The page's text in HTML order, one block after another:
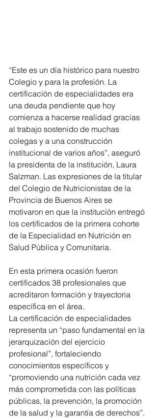
“Este es un día histórico para nuestro
Colegio y para la profesión. La
certificación de especialidades era
una deuda pendiente que hoy
comienza a hacerse realidad gracias
al trabajo sostenido de muchas
colegas y a una construcción
institucional de varios años”, aseguró
la presidenta de la institución, Laura
Salzman. Las expresiones de la titular
del Colegio de Nutricionistas de la
Provincia de Buenos Aires se
motivaron en que la institución entregó
los certificados de la primera cohorte
de la Especialidad en Nutrición en
Salud Pública y Comunitaria.
En esta primera ocasión fueron
certificados 38 profesionales que
acreditaron formación y trayectoria
específica en el área.
La certificación de especialidades
representa un “paso fundamental en la
jerarquización del ejercicio
profesional”, fortaleciendo
conocimientos específicos y
“promoviendo una nutrición cada vez
más comprometida con las políticas
públicas, la prevención, la promoción
de la salud y la garantía de derechos”.